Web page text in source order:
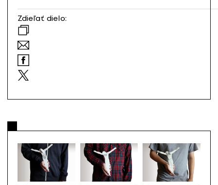
Zdieľať dielo: